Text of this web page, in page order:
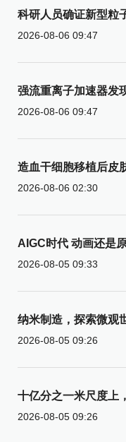
科研人员确证新型粒
2026-08-06 09:47
强流重离子加速器发
2026-08-06 09:47
造血干细胞移植后皮
2026-08-06 02:30
AIGC时代 动画还是
2026-08-05 09:33
纳米制造，探索微观
2026-08-05 09:26
十亿分之一米尺度上
2026-08-05 09:26